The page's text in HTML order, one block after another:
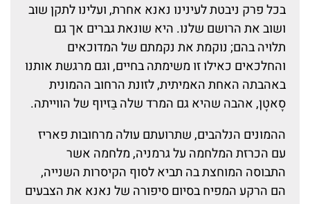
בכל פרק ניבטת לעינינו נאנא אחרת, ועלינו לתקן שוב
ושוב את הרושם שלנו. היא שונאת גברים אך גם
תלויה בהם; נוקמת את נקמתם של המדוכאים
והחלכאים כאילו זו משימתה בחיים, וגם מרגשת אותנו
באהבתה האחת האמיתית, לזונת הרחוב ההמונית
סָאטָן, אהבה שהיא גם המרד שלה בַּזיוף של הווייתה.
ההמונים הנלהבים, שתרועתם עולה מרחובות פאריז
עם הכרזת המלחמה על גרמניה, מלחמה אשר
התבוסה המוחצת בה תביא לסוף הקיסרות השנייה,
הם הרקע המפיח בסיום סיפורה של נאנא את הצבעים